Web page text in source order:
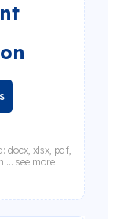
docx, xlsx, pdf,
see more